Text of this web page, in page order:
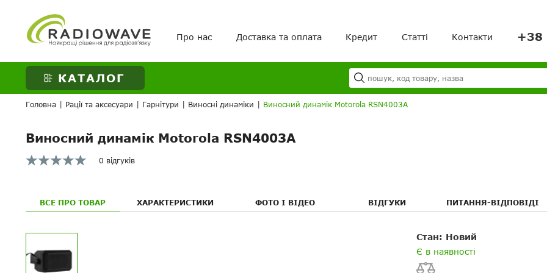
Про нас Доставка та оплата Кредит Статті Контакти +38
ВАШЕ ЗАМОВЛЕННЯ
Ваш кошик порожній!
КАТАЛОГ
Головна Рації та аксесуари Гарнітури Виносні динаміки Виносний динамік Motorola RSN4003A
Виносний динамік Motorola RSN4003A
0 відгуків
ВСЕ ПРО ТОВАР ХАРАКТЕРИСТИКИ ФОТО І ВІДЕО ВІДГУКИ ПИТАННЯ-ВІДПОВІДІ
Стан: Новий
Є в наявності
Ваше питання
Ваше ім'я
Ваш E-mail
Посилання на відео з
Ваше питання
Ваше ім’я
Електронна пошта